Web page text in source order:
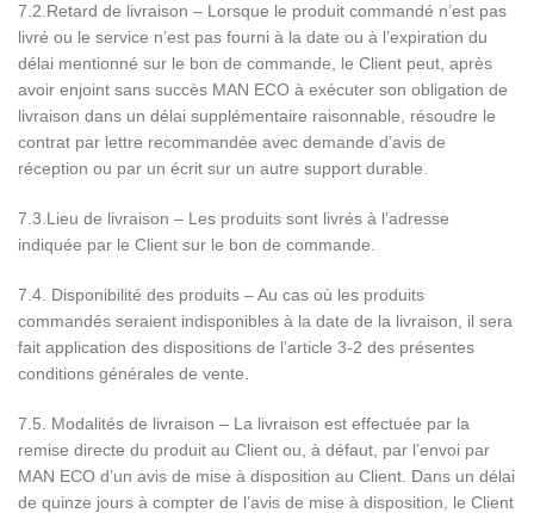
7.2.Retard de livraison – Lorsque le produit commandé n’est pas
livré ou le service n’est pas fourni à la date ou à l’expiration du
délai mentionné sur le bon de commande, le Client peut, après
avoir enjoint sans succès MAN ECO à exécuter son obligation de
livraison dans un délai supplémentaire raisonnable, résoudre le
contrat par lettre recommandée avec demande d’avis de
réception ou par un écrit sur un autre support durable.
7.3.Lieu de livraison – Les produits sont livrés à l’adresse
indiquée par le Client sur le bon de commande.
7.4. Disponibilité des produits – Au cas où les produits
commandés seraient indisponibles à la date de la livraison, il sera
fait application des dispositions de l’article 3-2 des présentes
conditions générales de vente.
7.5. Modalités de livraison – La livraison est effectuée par la
remise directe du produit au Client ou, à défaut, par l’envoi par
MAN ECO d’un avis de mise à disposition au Client. Dans un délai
de quinze jours à compter de l’avis de mise à disposition, le Client